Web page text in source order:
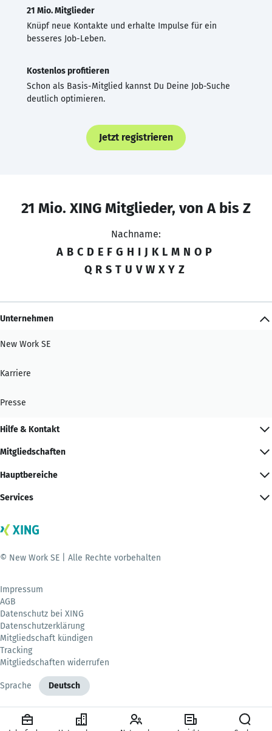
21 Mio. Mitglieder
Knüpf neue Kontakte und erhalte Impulse für ein
besseres Job-Leben.
Kostenlos profitieren
Schon als Basis-Mitglied kannst Du Deine Job-Suche
deutlich optimieren.
Jetzt registrieren
21 Mio. XING Mitglieder, von A bis Z
Nachname:
A B C D E F G H I J K L M N O P
Q R S T U V W X Y Z
Unternehmen
New Work SE
Karriere
Presse
Hilfe & Kontakt
Mitgliedschaften
Hauptbereiche
Services
© New Work SE | Alle Rechte vorbehalten
Impressum
AGB
Datenschutz bei XING
Datenschutzerklärung
Mitgliedschaft kündigen
Tracking
Mitgliedschaften widerrufen
Sprache Deutsch